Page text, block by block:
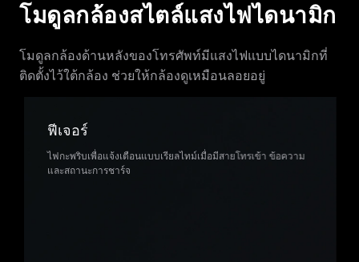
โมดูลกล้องสไตล์แสงไฟไดนามิก
โมดูลกล้องด้านหลังของโทรศัพท์มีแสงไฟแบบไดนามิกที่
ติดตั้งไว้ใต้กล้อง ช่วยให้กล้องดูเหมือนลอยอยู่
ฟีเจอร์
ไฟกะพริบเพื่อแจ้งเตือนแบบเรียลไทม์เมื่อมีสายโทรเข้า ข้อความ
และสถานะการชาร์จ